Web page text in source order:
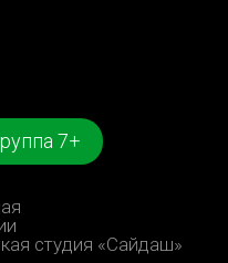
7+
студия «Сайдаш»